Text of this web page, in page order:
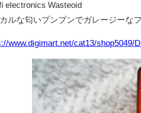
electronics Wasteoid
ルな匂いプンプンでガレージーな
www.digimart.net/cat13/shop5049/